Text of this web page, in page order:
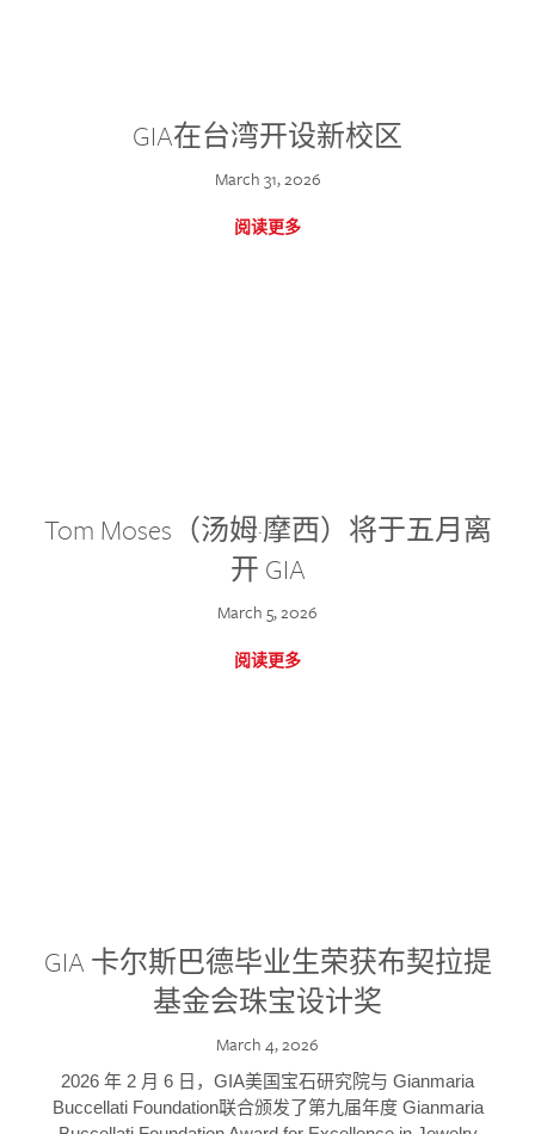
GIA在台湾开设新校区
March 31, 2026
阅读更多
Tom Moses（汤姆·摩西）将于五月离
开 GIA
March 5, 2026
阅读更多
GIA 卡尔斯巴德毕业生荣获布契拉提
基金会珠宝设计奖
March 4, 2026
2026 年 2 月 6 日，GIA美国宝石研究院与 Gianmaria
Buccellati Foundation联合颁发了第九届年度 Gianmaria